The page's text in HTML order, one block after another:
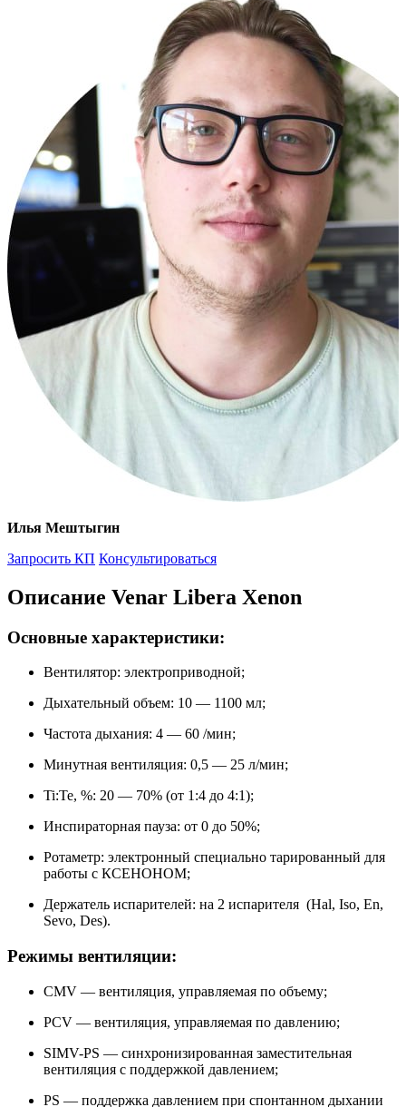
Илья Мештыгин
Запросить КП Консультироваться
Описание Venar Libera Xenon
Основные характеристики:
Вентилятор: электроприводной;
Дыхательный объем: 10 — 1100 мл;
Частота дыхания: 4 — 60 /мин;
Минутная вентиляция: 0,5 — 25 л/мин;
Ti:Te, %: 20 — 70% (от 1:4 до 4:1);
Инспираторная пауза: от 0 до 50%;
Ротаметр: электронный специально тарированный для
работы с КСЕНОНОМ;
Держатель испарителей: на 2 испарителя (Hal, Iso, En,
Sevo, Des).
Режимы вентиляции:
CMV — вентиляция, управляемая по объему;
PCV — вентиляция, управляемая по давлению;
SIMV-PS — синхронизированная заместительная
вентиляция с поддержкой давлeниeм;
PS — поддержка давлением при спонтанном дыхании